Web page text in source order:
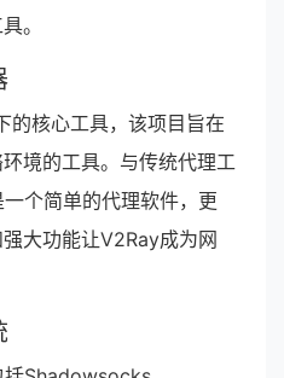
。
的核心工具，该项目旨在
境的工具。与传统代理工
个简单的代理软件，更
大功能让V2Ray成为网